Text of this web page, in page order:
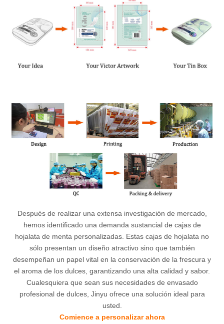
Después de realizar una extensa investigación de mercado,
hemos identificado una demanda sustancial de cajas de
hojalata de menta personalizadas. Estas cajas de hojalata no
sólo presentan un diseño atractivo sino que también
desempeñan un papel vital en la conservación de la frescura y
el aroma de los dulces, garantizando una alta calidad y sabor.
Cualesquiera que sean sus necesidades de envasado
profesional de dulces, Jinyu ofrece una solución ideal para
usted.
Comience a personalizar ahora